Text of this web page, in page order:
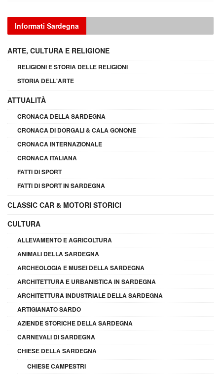
Informati Sardegna
ARTE, CULTURA E RELIGIONE
RELIGIONI E STORIA DELLE RELIGIONI
STORIA DELL'ARTE
ATTUALITÀ
CRONACA DELLA SARDEGNA
CRONACA DI DORGALI & CALA GONONE
CRONACA INTERNAZIONALE
CRONACA ITALIANA
FATTI DI SPORT
FATTI DI SPORT IN SARDEGNA
CLASSIC CAR & MOTORI STORICI
CULTURA
ALLEVAMENTO E AGRICOLTURA
ANIMALI DELLA SARDEGNA
ARCHEOLOGIA E MUSEI DELLA SARDEGNA
ARCHITETTURA E URBANISTICA IN SARDEGNA
ARCHITETTURA INDUSTRIALE DELLA SARDEGNA
ARTIGIANATO SARDO
AZIENDE STORICHE DELLA SARDEGNA
CARNEVALI DI SARDEGNA
CHIESE DELLA SARDEGNA
CHIESE CAMPESTRI